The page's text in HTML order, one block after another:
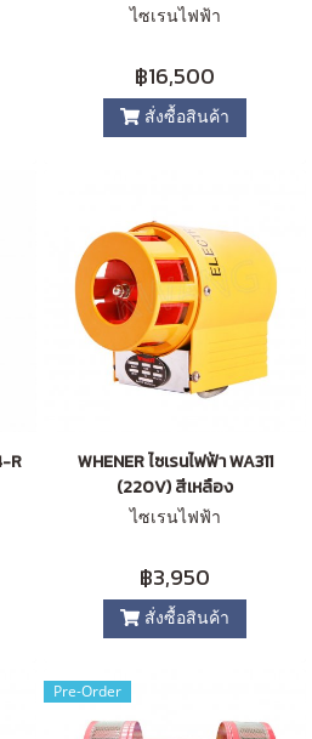
ไซเรนไฟฟ้า
฿16,500
สั่งซื้อสินค้า
R
WHENER ไซเรนไฟฟ้า WA311
(220V) สีเหลือง
ไซเรนไฟฟ้า
฿3,950
สั่งซื้อสินค้า
Pre-Order